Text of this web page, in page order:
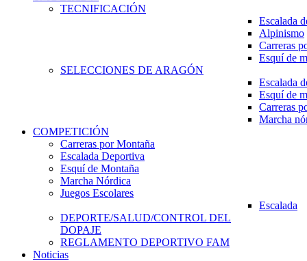
TECNIFICACIÓN
Escalada
Alpinismo
Carreras
Esquí de
SELECCIONES DE ARAGÓN
Escalada
Esquí de
Carreras
Marcha
COMPETICIÓN
Carreras por Montaña
Escalada Deportiva
Esquí de Montaña
Marcha Nórdica
Juegos Escolares
Escalada
DEPORTE/SALUD/CONTROL DEL
DOPAJE
REGLAMENTO DEPORTIVO FAM
Noticias